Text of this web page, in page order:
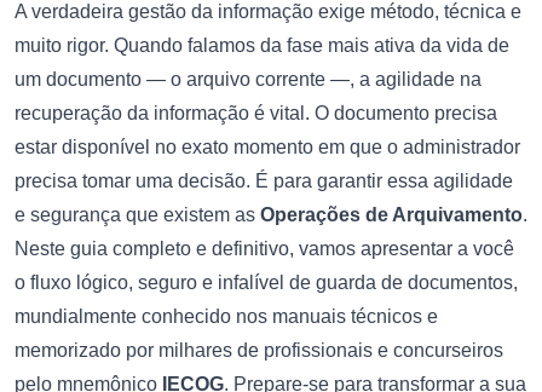
A verdadeira gestão da informação exige método, técnica e
muito rigor. Quando falamos da fase mais ativa da vida de
um documento — o arquivo corrente —, a agilidade na
recuperação da informação é vital. O documento precisa
estar disponível no exato momento em que o administrador
precisa tomar uma decisão. É para garantir essa agilidade
e segurança que existem as Operações de Arquivamento.
Neste guia completo e definitivo, vamos apresentar a você
o fluxo lógico, seguro e infalível de guarda de documentos,
mundialmente conhecido nos manuais técnicos e
memorizado por milhares de profissionais e concurseiros
pelo mnemônico
IECOG. Prepare-se para transformar a sua